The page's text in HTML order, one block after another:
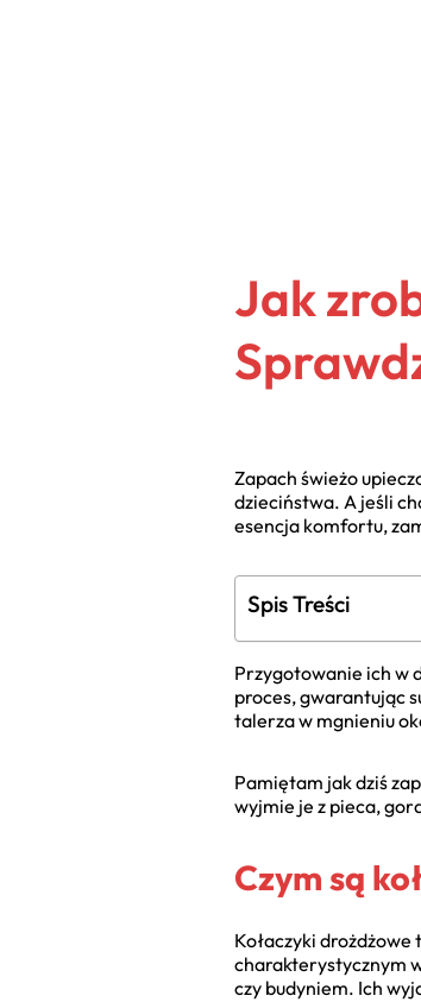
Jak
Zapach świeżo
dzieciństwa. A jeśli
esencja komfortu,
Spis Treści
Przygotowanie ich w
proces, gwarantując
talerza w mgnieniu
Pamiętam jak dziś
wyjmie je z pieca,
Czym są
Kołaczyki
charakterystycznym
czy budyniem. Ich